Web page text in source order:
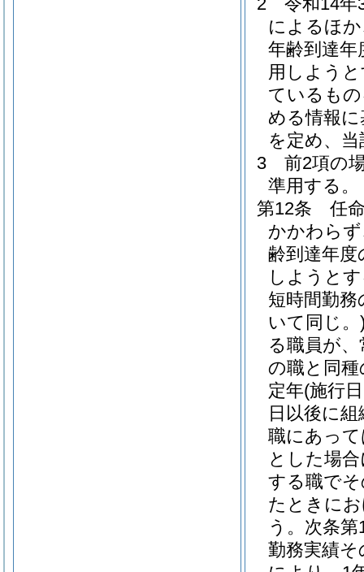
によるほ
年齢到達
用しよう
ているも
める情報
を定め、
3
前2項の
準用する。
第12条
任
かかわら
齢到達年
しようと
短時間勤
いて同じ。
る職員が
の職と同
定年(施行
日以後に
職にあっ
とした場
する職で
たときに
う。次条
勤務実績